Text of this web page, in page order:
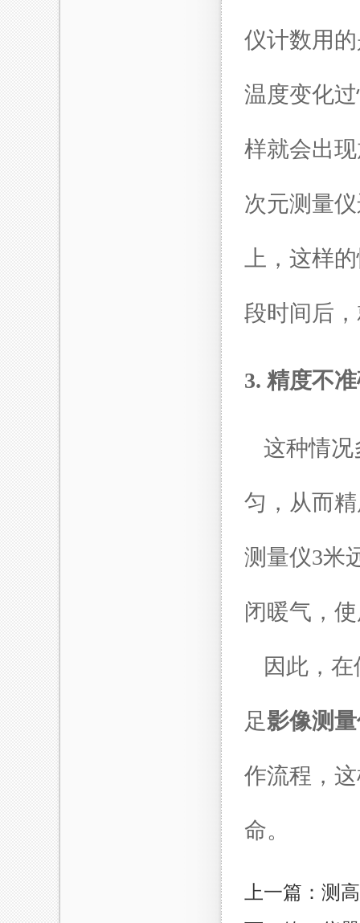
仪计数用
温度变化
样就会出
次元测量
上，这样
段时间后
3. 精度不
这种情况
匀，从而
测量仪3米
闭暖气，
因此，在
足影像测
作流程，
命。
上一篇：测